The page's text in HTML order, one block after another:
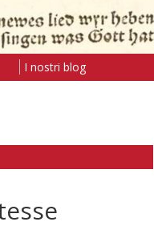
I nostri blog